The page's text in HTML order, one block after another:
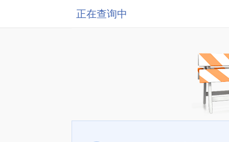
正在查询中